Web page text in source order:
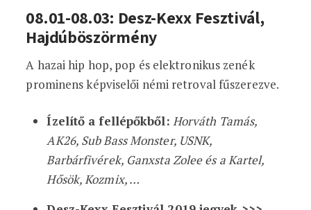
08.01-08.03: Desz-Kexx Fesztivál,
Hajdúböszörmény
A hazai hip hop, pop és elektronikus zenék
prominens képviselői némi retroval fűszerezve.
Ízelítő a fellépőkből: Horváth Tamás,
AK26, Sub Bass Monster, USNK,
Barbárfivérek, Ganxsta Zolee és a Kartel,
Hősök, Kozmix, …